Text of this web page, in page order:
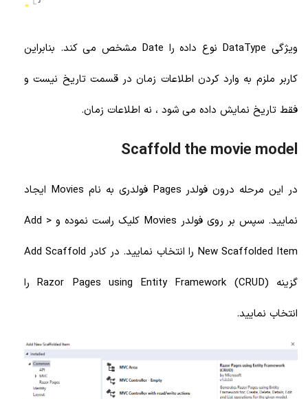
ویژگی DataType نوع داده را Date مشخص می کند. بنابراین
کاربر ملزم به وارد کردن اطلاعات زمان در قسمت تاریخ نیست و
فقط تاریخ نمایش داده می شود ، نه اطلاعات زمان.
Scaffold the movie model
در این مرحله درون فولدر Pages فولدری به نام Movies ایجاد
نمایید. سپس بر روی فولدر Movies کلیک راست نموده و Add >
New Scaffolded Item را انتخاب نمایید. در کادر Add Scaffold
گزینه Razor Pages using Entity Framework (CRUD) را
انتخاب نمایید.